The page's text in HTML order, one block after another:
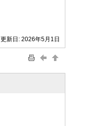
更新日: 2026年5月1日